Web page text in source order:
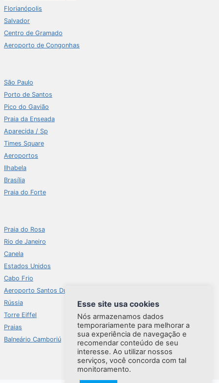
Florianópolis
Salvador
Centro de Gramado
Aeroporto de Congonhas
São Paulo
Porto de Santos
Pico do Gavião
Praia da Enseada
Aparecida / Sp
Times Square
Aeroportos
Ilhabela
Brasília
Praia do Forte
Praia do Rosa
Rio de Janeiro
Canela
Estados Unidos
Cabo Frio
Aeroporto Santos Dumont
Rússia
Torre Eiffel
Praias
Balneário Camboriú
Esse site usa cookies
Nós armazenamos dados
temporariamente para melhorar a
sua experiência de navegação e
recomendar conteúdo de seu
interesse. Ao utilizar nossos
serviços, você concorda com tal
monitoramento.